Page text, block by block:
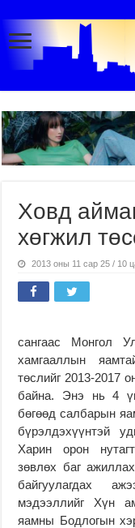
Ховд
хөгжил
2013 оны 11 сар 25 / 10
сангаас Монгол
хамгааллын
төслийг 2013-2017
байна. Энэ нь 4
бөгөөд салбарын
бүрэлдэхүүнтэй
Харин орон
зөвлөх баг
байгуулагдах
мэдээллийг Хүн
яамны Бодлогын